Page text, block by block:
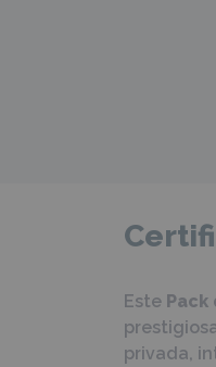
Este Pack
privada,